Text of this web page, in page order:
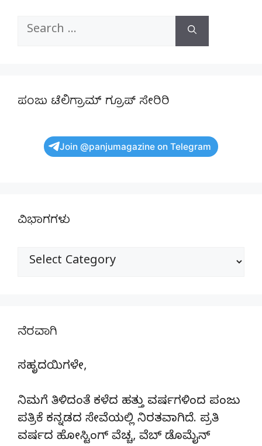
Search
ಪಂಜು ಟೆಲಿಗ್ರಾಮ್ ಗ್ರೂಪ್ ಸೇರಿರಿ
Join @panjumagazine on Telegram
ವಿಭಾಗಗಳು
ವಿಭಾಗಗಳು
ನೆರವಾಗಿ
ಸಹೃದಯಿಗಳೇ,
ನಿಮಗೆ ತಿಳಿದಂತೆ ಕಳೆದ ಹತ್ತು ವರ್ಷಗಳಿಂದ ಪಂಜು
ಪತ್ರಿಕೆ ಕನ್ನಡದ ಸೇವೆಯಲ್ಲಿ ನಿರತವಾಗಿದೆ. ಪ್ರತಿ
ವರ್ಷದ ಹೋಸ್ಟಿಂಗ್‌ ವೆಚ್ಚ, ವೆಬ್‌ ಡೊಮೈನ್‌